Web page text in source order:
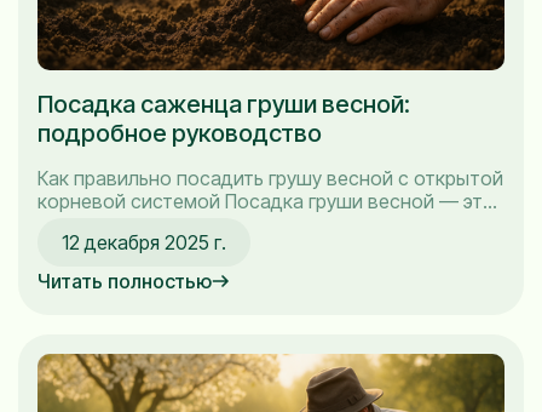
Посадка саженца груши весной:
подробное руководство
Как правильно посадить грушу весной с открытой
корневой системой Посадка груши весной — это
вниманием и пониманием. Я сам много лет
занимаюсь садоводством и знаем, что даже
небольшие ошибки могут повлиять на рост и
12 декабря 2025 г.
Читать полностью